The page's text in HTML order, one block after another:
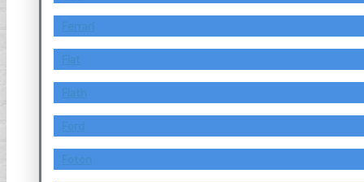
Ferrari
Fiat
Fiath
Ford
Foton